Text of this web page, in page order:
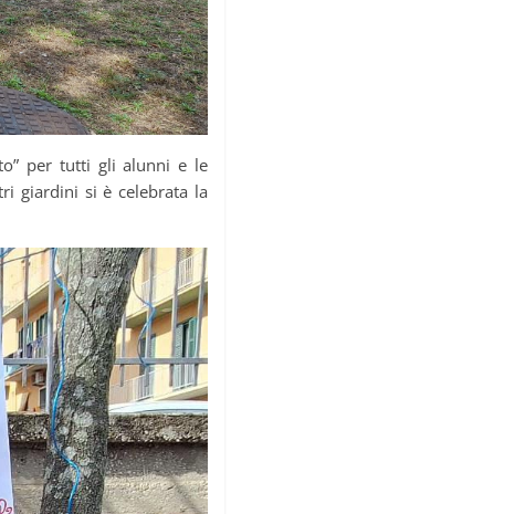
per tutti gli alunni e le
giardini si è celebrata la